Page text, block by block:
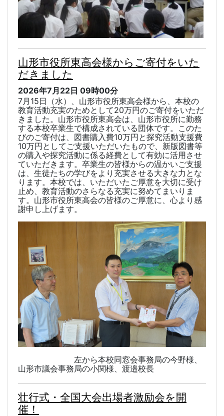
山形市役所東高会様からご寄付をいた
だきました
2026年7月22日 09時00分
7月 15日（水）、山形市役所東高会様から、本校の
教育活動充実のためとして20万円のご寄付をいただ
きました。山形市役所東高会は、山形市役所に勤務
する本校卒業生で構成されている団体です。このた
びのご寄付は、図書購入費10万円と探究活動支援費
10万円としてご支援いただいたもので、新版図書等
の購入や探究活動に係る経費として有効に活用させ
ていただきます。卒業生の皆様からの温かいご支援
は、生徒たちの学びをより充実させる大きな力とな
ります。本校では、いただいたご厚意を大切に受け
止め、教育活動のさらなる充実に努めてまいりま
す。 山形市役所東高会の皆様のご厚意に、心より感
謝申し上げます。
左から本校同窓会事務局の今野様、
山形市議会事務局の小関様、渡邉校長
壮行式・全国大会出場者激励会を開
催！